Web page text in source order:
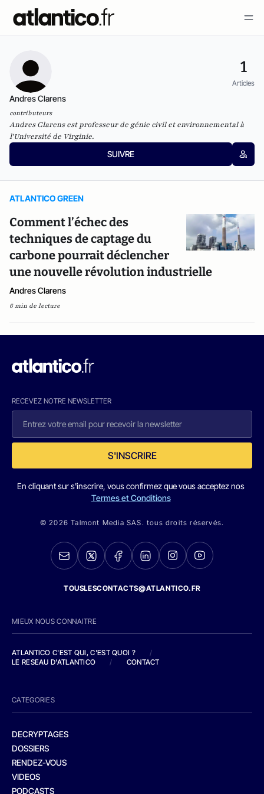
1
Articles
Andres Clarens
contributeurs
Andres Clarens est professeur de génie civil et environnemental à
l'Université de Virginie.
SUIVRE
ATLANTICO GREEN
Comment l’échec des
techniques de captage du
carbone pourrait déclencher
une nouvelle révolution industrielle
Andres Clarens
6 min de lecture
RECEVEZ NOTRE NEWSLETTER
S'INSCRIRE
En cliquant sur s'inscrire, vous confirmez que vous acceptez nos
Termes et Conditions
© 2026 Talmont Media SAS. tous droits réservés.
TOUSLESCONTACTS@ATLANTICO.FR
MIEUX NOUS CONNAITRE
ATLANTICO C'EST QUI, C'EST QUOI ?
/
LE RESEAU D'ATLANTICO
/ CONTACT
CATEGORIES
DECRYPTAGES
DOSSIERS
RENDEZ-VOUS
VIDEOS
PODCASTS